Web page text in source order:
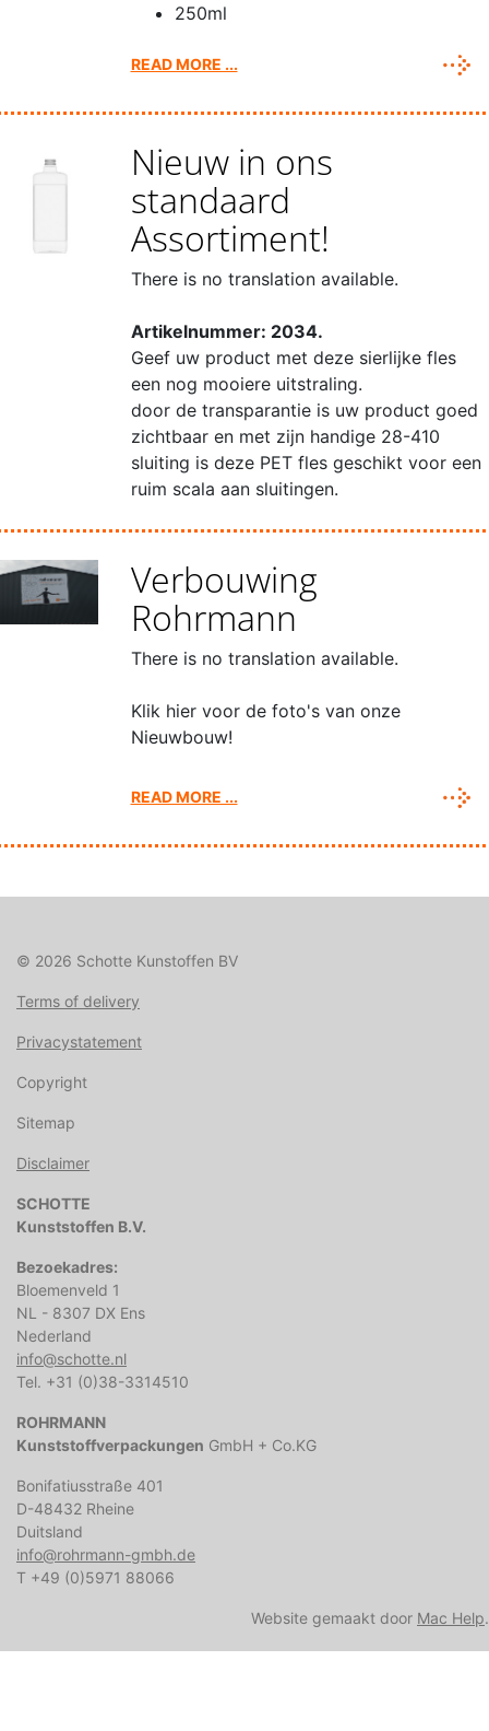
250ml
READ MORE ...
Nieuw in ons
standaard
Assortiment!
There is no translation available.
Artikelnummer: 2034.
Geef uw product met deze sierlijke fles
een nog mooiere uitstraling.
door de transparantie is uw product goed
zichtbaar en met zijn handige 28-410
sluiting is deze PET fles geschikt voor een
ruim scala aan sluitingen.
Verbouwing
Rohrmann
There is no translation available.
Klik hier voor de foto's van onze
Nieuwbouw!
READ MORE ...
© 2026 Schotte Kunstoffen BV
Terms of delivery
Privacystatement
Copyright
Sitemap
Disclaimer
SCHOTTE
Kunststoffen B.V.
Bezoekadres:
Bloemenveld 1
NL - 8307 DX Ens
Nederland
info@schotte.nl
Tel. +31 (0)38-3314510
ROHRMANN
Kunststoffverpackungen GmbH + Co.KG
Bonifatiusstraße 401
D-48432 Rheine
Duitsland
info@rohrmann-gmbh.de
T +49 (0)5971 88066
Website gemaakt door Mac Help.